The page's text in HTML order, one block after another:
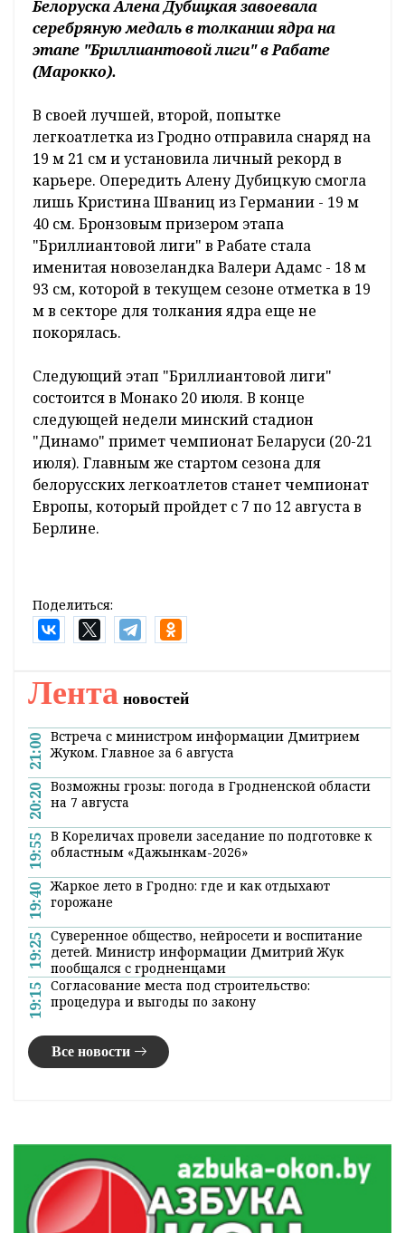
Белоруска Алена Дубицкая завоевала
серебряную медаль в толкании ядра на
этапе "Бриллиантовой лиги" в Рабате
(Марокко).
В своей лучшей, второй, попытке
легкоатлетка из Гродно отправила снаряд на
19 м 21 см и установила личный рекорд в
карьере. Опередить Алену Дубицкую смогла
лишь Кристина Шваниц из Германии - 19 м
40 см. Бронзовым призером этапа
"Бриллиантовой лиги" в Рабате стала
именитая новозеландка Валери Адамс - 18 м
93 см, которой в текущем сезоне отметка в 19
м в секторе для толкания ядра еще не
покорялась.
Следующий этап "Бриллиантовой лиги"
состоится в Монако 20 июля. В конце
следующей недели минский стадион
"Динамо" примет чемпионат Беларуси (20-21
июля). Главным же стартом сезона для
белорусских легкоатлетов станет чемпионат
Европы, который пройдет с 7 по 12 августа в
Берлине.
Поделиться:
Лента новостей
21:00 Встреча с министром информации Дмитрием
Жуком. Главное за 6 августа
20:20 Возможны грозы: погода в Гродненской области
на 7 августа
19:55 В Кореличах провели заседание по подготовке к
областным «Дажынкам-2026»
19:40 Жаркое лето в Гродно: где и как отдыхают
горожане
19:25 Суверенное общество, нейросети и воспитание
детей. Министр информации Дмитрий Жук
пообщался с гродненцами
19:15 Согласование места под строительство:
процедура и выгоды по закону
Все новости